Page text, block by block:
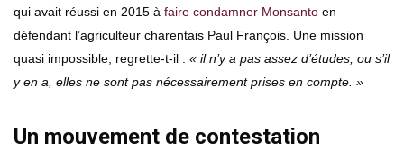
qui avait réussi en 2015 à faire condamner Monsanto en
défendant l’agriculteur charentais Paul François. Une mission
quasi impossible, regrette-t-il : « il n’y a pas assez d’études, ou s’il
y en a, elles ne sont pas nécessairement prises en compte. »
Un mouvement de contestation